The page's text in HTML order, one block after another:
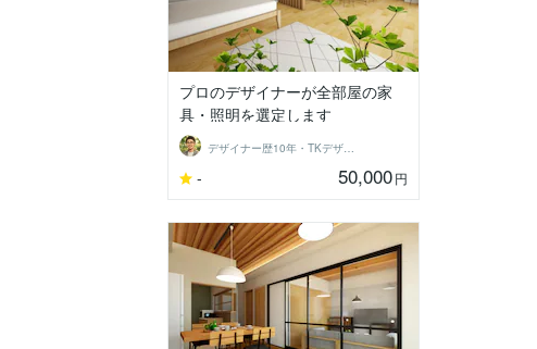
プロのデザイナーが全部屋の家
具・照明を選定します
- 50,000円